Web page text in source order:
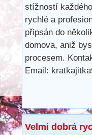
stížností
rychlé a
připsán do
domova, aniž
procesem.
Email:
Velmi dobrá